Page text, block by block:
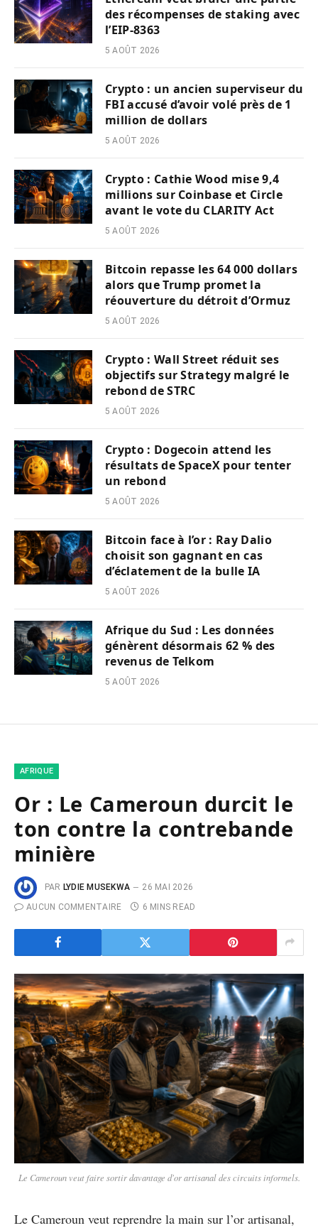
des récompenses de staking avec
l’EIP-8363
5 AOÛT 2026
Crypto : un ancien superviseur du
FBI accusé d’avoir volé près de 1
million de dollars
5 AOÛT 2026
Crypto : Cathie Wood mise 9,4
millions sur Coinbase et Circle
avant le vote du CLARITY Act
5 AOÛT 2026
Bitcoin repasse les 64 000 dollars
alors que Trump promet la
réouverture du détroit d’Ormuz
5 AOÛT 2026
Crypto : Wall Street réduit ses
objectifs sur Strategy malgré le
rebond de STRC
5 AOÛT 2026
Crypto : Dogecoin attend les
résultats de SpaceX pour tenter
un rebond
5 AOÛT 2026
Bitcoin face à l’or : Ray Dalio
choisit son gagnant en cas
d’éclatement de la bulle IA
5 AOÛT 2026
Afrique du Sud : Les données
génèrent désormais 62 % des
revenus de Telkom
5 AOÛT 2026
AFRIQUE
Or : Le Cameroun durcit le
ton contre la contrebande
minière
PAR LYDIE MUSEKWA
26 MAI 2026
AUCUN COMMENTAIRE
6 MINS READ
Le Cameroun veut faire sortir davantage d'or artisanal des circuits informels.
Le Cameroun veut reprendre la main sur l’or artisanal,